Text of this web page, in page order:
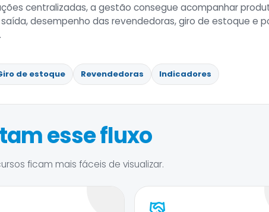
centralizadas, a gestão consegue acompanhar
desempenho das revendedoras, giro de estoque e
de estoque Revendedoras Indicadores
esse fluxo
ficam mais fáceis de visualizar.